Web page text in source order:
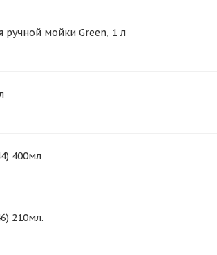
ручной мойки Green, 1 л
400мл
210мл.